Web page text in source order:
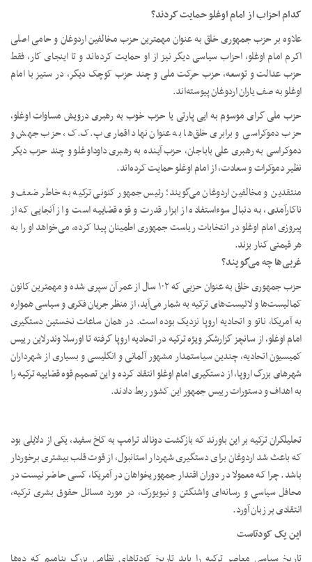
کدام احزاب از امام اوغلو حمایت کردند؟
علاوه بر حزب جمهوری خلق به عنوان مهمترین حزب مخالفین اردوغان و حامی اصلی
اکرم امام اوغلو، احزاب سیاسی دیگر نیز از او حمایت کرده‌اند و تا اینجای کار، فقط
حزب عدالت و توسعه، حزب حرکت ملی و چند حزب کوچک دیگر، در ستیز با امام
اوغلو به صف یاران اردوغان پیوسته‌اند.
حزب ملی گرای موسوم به ایی پارتی یا حزب خوب به رهبری درویش مساوات اوغلو،
حزب دموکراسی و برابری خلق‌ها به عنوان نهاد اقماری پ.ک.ک، حزب جهش و
دموکراسی به رهبری علی باباجان، حزب آینده به رهبری داوداوغلو و چند حزب دیگر
نظیر دموکرات و سعادت، از امام اوغلو حمایت کرده‌اند.
منتقدین و مخالفین اردوغان می‌گویند؛ رئیس جمهور کنونی ترکیه به خاطر ضعف و
ناکارآمدی، به دنبال سوءاستفاده از ابزار قدرت و قوه قضاییه است و از آنجایی که از
پیروزی امام اوغلو در انتخابات ریاست جمهوری اطمینان پیدا کرده، می‌خواهد او را به
هر قیمتی کنار بزند.
غربی‌ها چه می‌گویند؟
حزب جمهوری خلق به عنوان حزبی که ۱۰۲ سال از عمر آن سپری شده و مهمترین کانون
کمالیست‌ها و لائیست‌های ترکیه به شمار می‌آید، از منظر جریان فکری و سیاسی همواره
به آمریکا، ناتو و اتحادیه اروپا نزدیک بوده است. در همان ساعات نخستین دستگیری
امام اوغلو، از سانچز گزارشگر ویژه ترکیه در اتحادیه اروپا گرفته تا اورسلا وندرلاین رییس
کمیسیون اتحادیه، چندین سیاستمدار مشهور آلمانی و انگلیسی و بسیاری از شهرداران
شهرهای بزرگ اروپا، از دستگیری امام اوغلو انتقاد کرده و این تصمیم قوه قضاییه ترکیه را
به اهداف و دستورات رییس جمهور این کشور ربط دادند.
تحلیلگران ترکیه بر این باورند که بازگشت دونالد ترامپ به کاخ سفید، یکی از دلایلی بود
که باعث شد اردوغان برای دستگیری شهردار استانبول، از قوت قلب بیشتری برخوردار
باشد. چرا که معمولا در دوران اقتدار جمهوریخواهان در آمریکا، کسی حاضر نیست در
محافل سیاسی و رسانه‌ای واشنگتن و نیویورک، در مورد مسائل حقوق بشری ترکیه،
انتقادی بر زبان آورد.
این یک کودتاست